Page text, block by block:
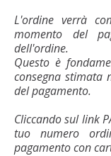
L'ordine verrà
momento del
dell'ordine.
Questo è
consegna stimata
del pagamento.
Cliccando sul link
tuo numero
pagamento con